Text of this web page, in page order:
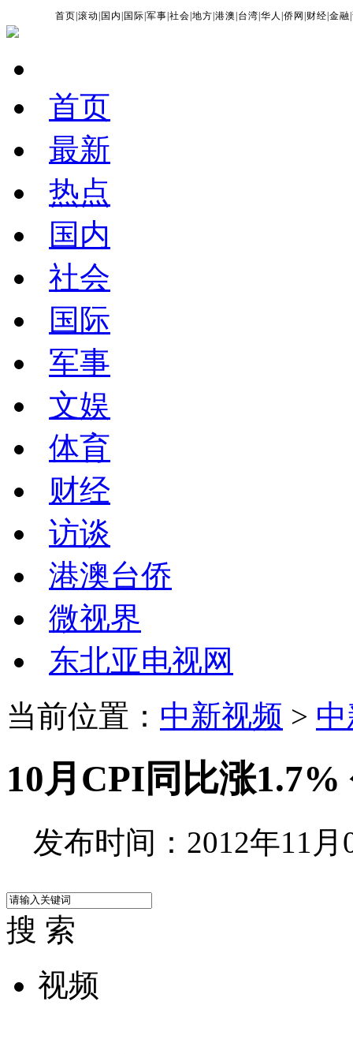
首页 |滚动 国内 国际 |军事 |社会 |地方 |港澳 台湾 |华人 |侨网 财经 |金融 |
首页
最新
热点
国内
社会
国际
军事
文娱
体育
财经
访谈
港澳台侨
微视界
东北亚电视网
当前位置： 中新视频 >
10月CPI同比涨
发布时间：2012年11月
搜 索
视频